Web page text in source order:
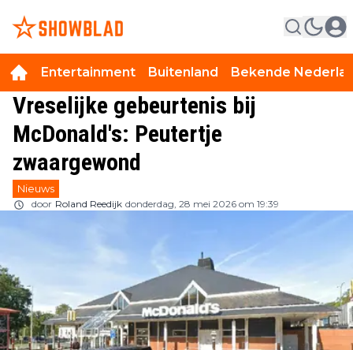
Entertainment Buitenland Bekende
Vreselijke gebeurtenis bij
McDonald's: Peutertje
zwaargewond
Nieuws
door Roland Reedijk donderdag, 28 mei 2026 om 19:39